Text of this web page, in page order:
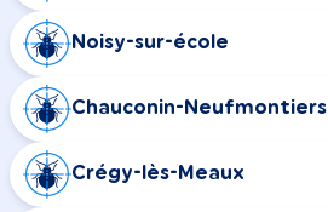
Noisy-sur-école
Chauconin-Neufmontiers
Crégy-lès-Meaux